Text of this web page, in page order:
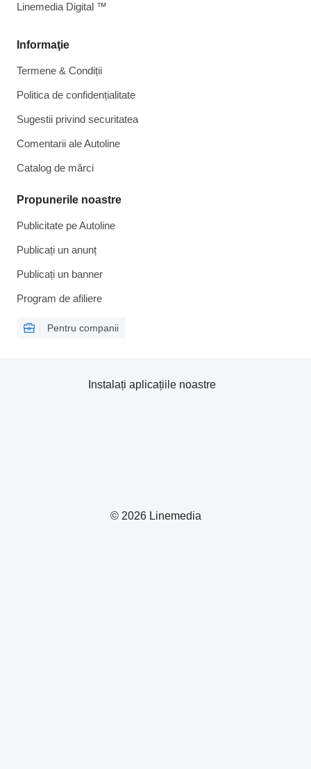
Informaţie
Termene & Condiții
Politica de confidențialitate
Sugestii privind securitatea
Comentarii ale Autoline
Catalog de mărcі
Propunerile noastre
Publicitate pe Autoline
Publicați un anunț
Publicați un banner
Program de afiliere
Pentru companii
Linemedia Digital ™
© 2026 Linemedia
Instalați aplicațiile noastre